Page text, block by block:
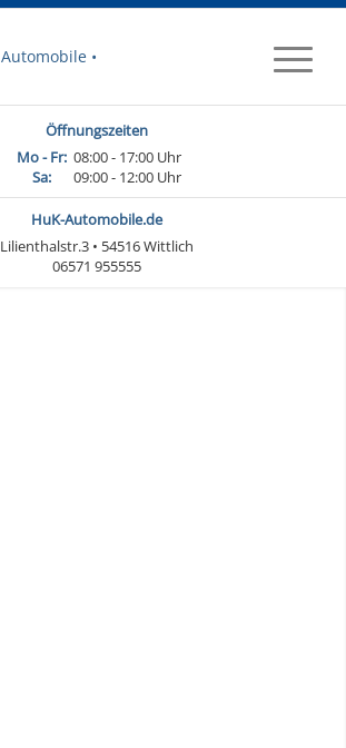
Öffnungszeiten
Mo - Fr: 08:00 - 17:00 Uhr
Sa:
09:00 - 12:00 Uhr
HuK-Automobile.de
Lilienthalstr.3 • 54516 Wittlich
06571 955555